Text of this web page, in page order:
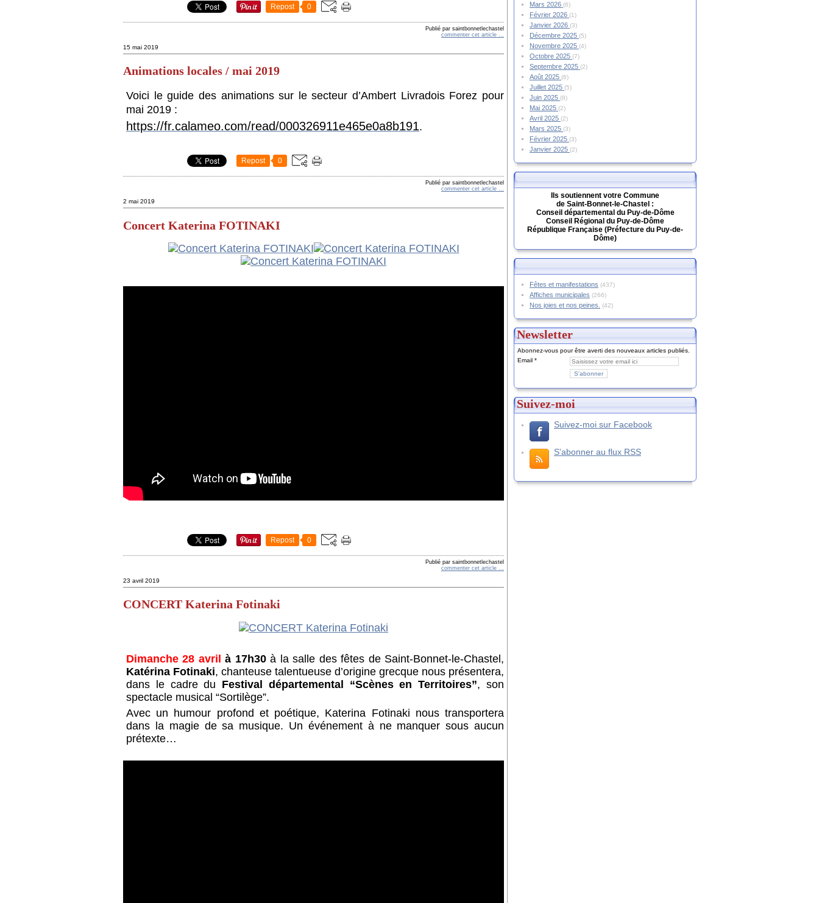
Repost 0
Publié par saintbonnetlechastel
commenter cet article
15 mai 2019
Animations locales / mai 2019
Voici le guide des animations sur le secteur d’Ambert Livradois Forez pour
mai 2019 :
https://fr.calameo.com/read/000326911e465e0a8b191.
Repost 0
Publié par saintbonnetlechastel
commenter cet article
2 mai 2019
Concert Katerina FOTINAKI
Repost 0
Publié par saintbonnetlechastel
commenter cet article
23 avril 2019
CONCERT Katerina Fotinaki
Dimanche 28 avril à 17h30à la salle des fêtes de Saint-Bonnet-le-Chastel,
Katérina Fotinaki, chanteuse talentueuse d’origine grecque nous présentera,
dans le cadre du Festival départemental “Scènes en Territoires”, son
spectacle musical “Sortilège”.
Avec un humour profond et poétique, Katerina Fotinaki nous transportera
dans la magie de sa musique. Un événement à ne manquer sous aucun
prétexte…
Mars 2026 (6)
Février 2026 (1)
Janvier 2026 (3)
Décembre 2025 (5)
Novembre 2025 (4)
Octobre 2025 (7)
Septembre 2025 (2)
Août 2025 (6)
Juillet 2025 (5)
Juin 2025 (8)
Mai 2025 (2)
Avril 2025 (2)
Mars 2025 (3)
Février 2025 (3)
Janvier 2025 (2)
Ils soutiennent votre Commune
de Saint-Bonnet-le-Chastel :
Conseil départemental du Puy-de-Dôme
Conseil Régional du Puy-de-Dôme
République Française (Préfecture du Puy-de-
Dôme)
Fêtes et manifestations (437)
Affiches municipales (266)
Nos joies et nos peines. (42)
Newsletter
Abonnez-vous pour être averti des nouveaux articles publiés.
Email
Suivez-moi
Suivez-moi sur Facebook
S'abonner au flux RSS